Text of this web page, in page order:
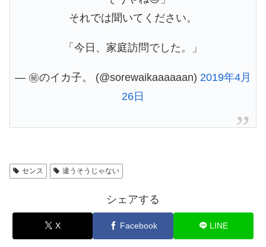
それでは聞いてください。
「今日、家庭訪問でした。」
— ㊙︎のイカ子。 (@sorewaikaaaaaan) 2019年4月
26日
センス 違うそうじゃない
シェアする
X Facebook LINE